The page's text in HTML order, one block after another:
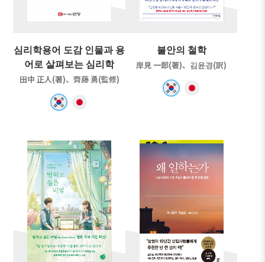
심리학용어 도감 인물과 용
어로 살펴보는 심리학
田中 正人(著)、齊藤 勇(監修)
불안의 철학
岸見 一郎(著)、김윤경(訳)